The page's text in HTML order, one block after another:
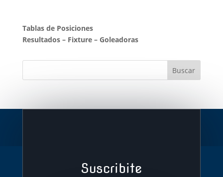
Tablas de Posiciones
Resultados– Fixture– Goleadoras
Suscribite